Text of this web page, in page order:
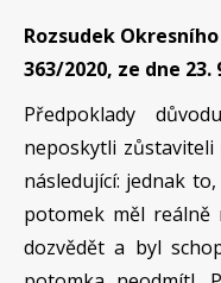
Rozsudek
363/2020, ze dne 23.
Předpoklady
neposkytli
následující: jednak
potomek měl reálně
dozvědět a byl